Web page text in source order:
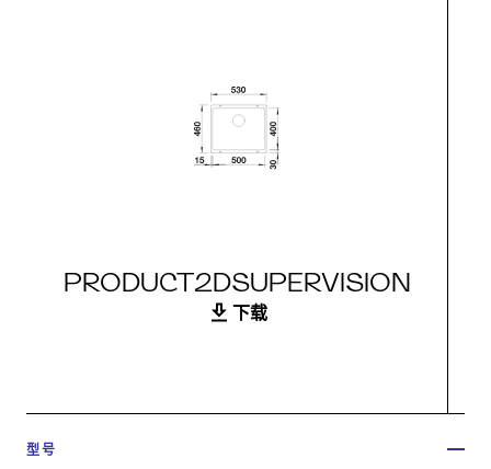
PRODUCT2DSUPERVISION
下载
型号